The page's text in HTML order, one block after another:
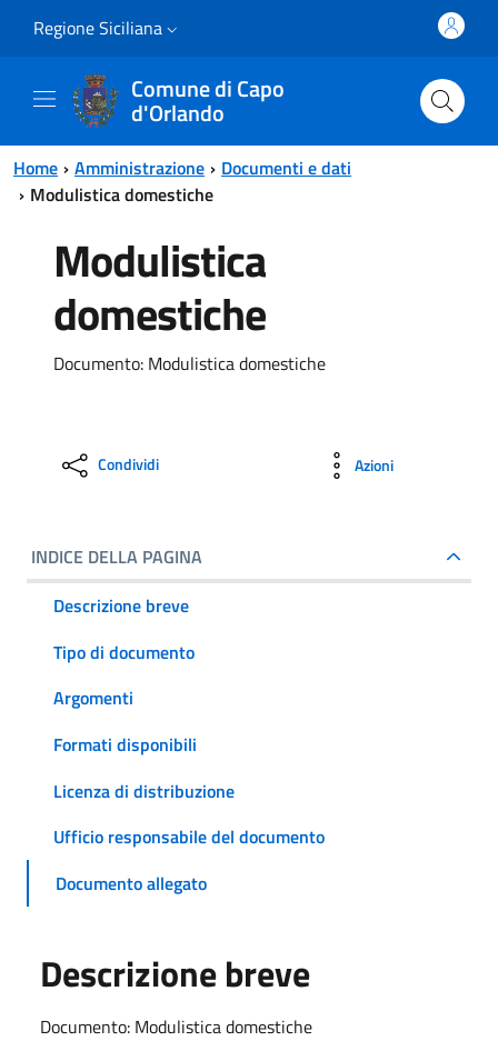
Regione Siciliana
Comune di Capo
d'Orlando
Home Amministrazione
Documenti e dati
Modulistica domestiche
Modulistica
domestiche
Documento: Modulistica domestiche
Condividi Azioni
INDICE DELLA PAGINA
Descrizione breve
Tipo di documento
Argomenti
Formati disponibili
Licenza di distribuzione
Ufficio responsabile del documento
Documento allegato
Descrizione breve
Documento: Modulistica domestiche